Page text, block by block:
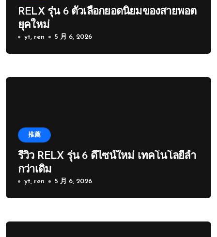
RELX รุ่น 6 ตัวเลือกยอดนิยมของสายพอต
ยุคใหม่
yt, ren 5 月 6, 2026
推薦
รีวิว RELX รุ่น 6 ดีไซน์ใหม่ เทคโนโลยีล้ำ
กว่าเดิม
yt, ren 5 月 6, 2026